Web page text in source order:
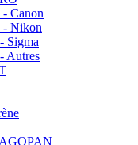
Canon
- Nikon
Sigma
Autres